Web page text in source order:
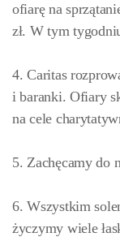
ofiarę na
zł. W tym
4. Caritas
i baranki. Ofiary
na cele
5. Zachęcamy do
6. Wszystkim
życzymy wiele